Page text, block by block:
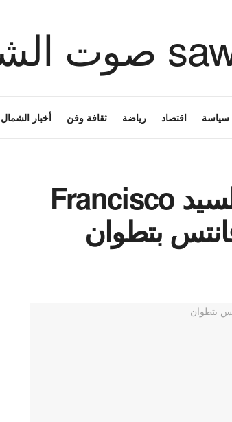
سياسة اقتصاد رياضة ثقافة وفن أخبار الشمال
الدكتورة وفاء شاكر تستقبل السيد Francisco